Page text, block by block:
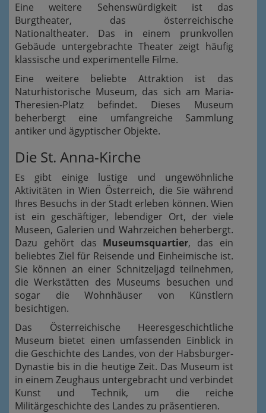
Eine weitere Sehenswürdigkeit ist das
Burgtheater, das österreichische
Nationaltheater. Das in einem prunkvollen
Gebäude untergebrachte Theater zeigt häufig
klassische und experimentelle Filme.
Eine weitere beliebte Attraktion ist das
Naturhistorische Museum, das sich am Maria-
Theresien-Platz befindet. Dieses Museum
beherbergt eine umfangreiche Sammlung
antiker und ägyptischer Objekte.
Die St. Anna-Kirche
Es gibt einige lustige und ungewöhnliche
Aktivitäten in Wien Österreich, die Sie während
Ihres Besuchs in der Stadt erleben können. Wien
ist ein geschäftiger, lebendiger Ort, der viele
Museen, Galerien und Wahrzeichen beherbergt.
Dazu gehört das Museumsquartier, das ein
beliebtes Ziel für Reisende und Einheimische ist.
Sie können an einer Schnitzeljagd teilnehmen,
die Werkstätten des Museums besuchen und
sogar die Wohnhäuser von Künstlern
besichtigen.
Das Österreichische Heeresgeschichtliche
Museum bietet einen umfassenden Einblick in
die Geschichte des Landes, von der Habsburger-
Dynastie bis in die heutige Zeit. Das Museum ist
in einem Zeughaus untergebracht und verbindet
Kunst und Technik, um die reiche
Militärgeschichte des Landes zu präsentieren.